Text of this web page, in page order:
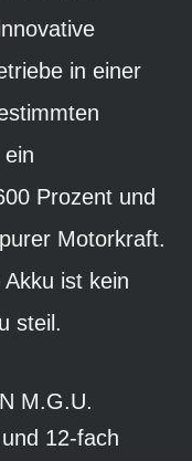
in einer
Prozent und
Motorkraft.
ist kein
steil.
M.G.U.
12-fach